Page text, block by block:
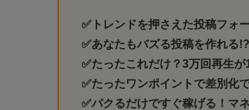
✅トレンドを押さえた投稿フォ
✅あなたもバズる投稿を作れる
✅たったこれだけ？3万回再生が
✅たったワンポイントで差別化
✅パクるだけですぐ稼げる！マ